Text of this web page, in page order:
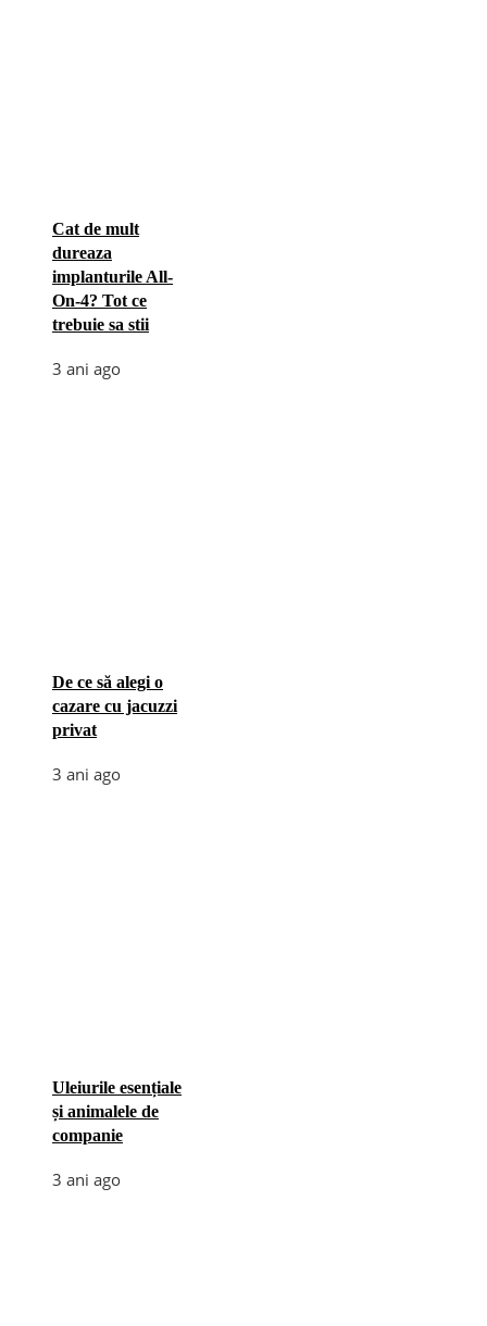
Cat de mult
dureaza
implanturile All-
On-4? Tot ce
trebuie sa stii
3 ani ago
De ce să alegi o
cazare cu jacuzzi
privat
3 ani ago
Uleiurile esențiale
și animalele de
companie
3 ani ago